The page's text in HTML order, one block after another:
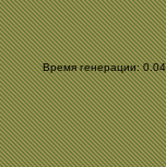
Время генерации: